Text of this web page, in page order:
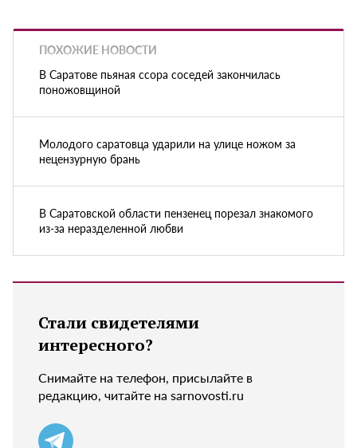
ПОХОЖИЕ НОВОСТИ
В Саратове пьяная ссора соседей закончилась
поножовщиной
Молодого саратовца ударили на улице ножом за
нецензурную брань
В Саратовской области пензенец порезал знакомого
из-за неразделенной любви
Стали свидетелями
интересного?
Снимайте на телефон, присылайте в
редакцию, читайте на sarnovosti.ru